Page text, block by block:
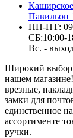
Павильон
ПН-ПТ:
СБ:10:00-
Вс. -
Широкий выбор
нашем
врезные,
замки для
единственное
ассортименте
ручки.